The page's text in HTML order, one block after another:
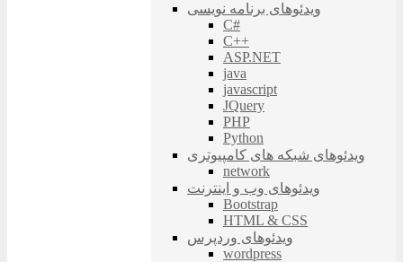
ویدئوهای برنامه نویسی
C#
C++
ASP.NET
java
javascript
JQuery
PHP
Python
ویدئوهای شبکه های کامپیوتری
network
ویدئوهای وب و اینترنت
Bootstrap
HTML & CSS
ویدئوهای وردپرس
wordpress